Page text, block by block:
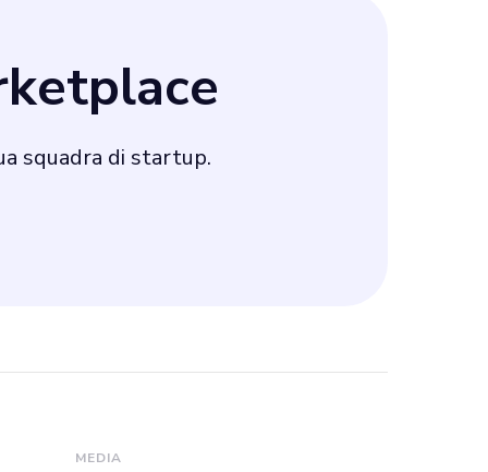
squadra di startup.
MEDIA